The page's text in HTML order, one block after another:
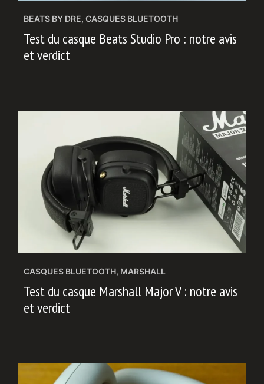
BEATS BY DRE, CASQUES BLUETOOTH
Test du casque Beats Studio Pro : notre avis
et verdict
CASQUES BLUETOOTH, MARSHALL
Test du casque Marshall Major V : notre avis
et verdict